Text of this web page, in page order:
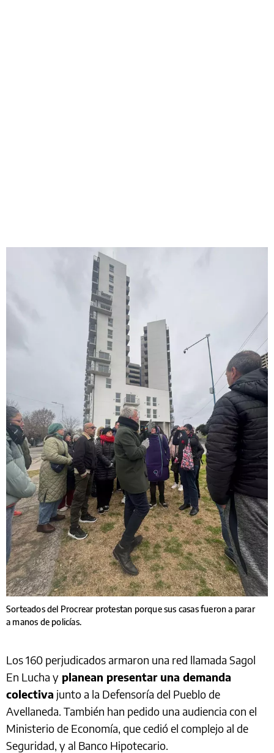
Sorteados del Procrear protestan porque sus casas fueron a parar
a manos de policías.
Los 160 perjudicados armaron una red llamada Sagol
En Lucha y planean presentar una demanda
colectiva junto a la Defensoría del Pueblo de
Avellaneda. También han pedido una audiencia con el
Ministerio de Economía, que cedió el complejo al de
Seguridad, y al Banco Hipotecario.